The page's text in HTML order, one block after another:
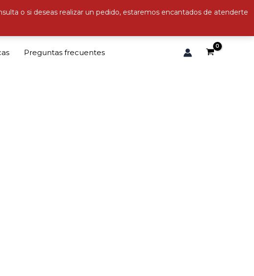
o si deseas realizar un pedido, estaremos encantados de atenderte
Preguntas frecuentes